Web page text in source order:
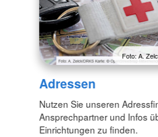
Foto: A.
Adressen
Nutzen Sie unseren
Ansprechpartner und Infos
Einrichtungen zu finden.